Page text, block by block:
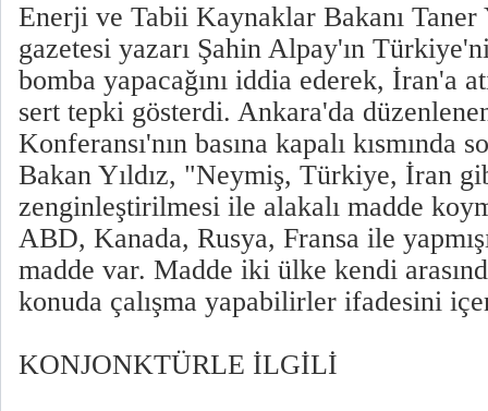
Enerji ve Tabii Kaynaklar Bakanı Taner
gazetesi yazarı Şahin Alpay'ın
bomba yapacağını iddia ederek, İran'a
sert tepki gösterdi. Ankara'da
Konferansı'nın basına kapalı kısmında
Bakan Yıldız, "Neymiş, Türkiye, İran
zenginleştirilmesi ile alakalı madde
ABD, Kanada, Rusya, Fransa ile
madde var. Madde iki ülke kendi
konuda çalışma yapabilirler ifadesini
KONJONKTÜRLE İLGİLİ